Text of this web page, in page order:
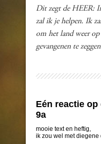
Dit zegt de HEER:
zal ik je helpen. Ik
om het land weer
gevangenen te
Eén reactie op
9a
mooie text en heftig,
ik zou wel met